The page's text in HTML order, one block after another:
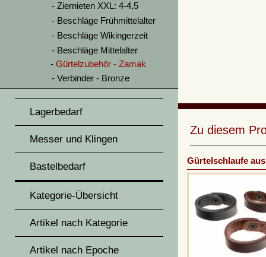
Ziernieten XXL: 4-4,5
Beschläge Frühmittelalter
Beschläge Wikingerzeit
Beschläge Mittelalter
Gürtelzubehör - Zamak
Verbinder - Bronze
Lagerbedarf
Messer und Klingen
Bastelbedarf
Kategorie-Übersicht
Artikel nach Kategorie
Artikel nach Epoche
Zu diesem
Gürtelschlaufe